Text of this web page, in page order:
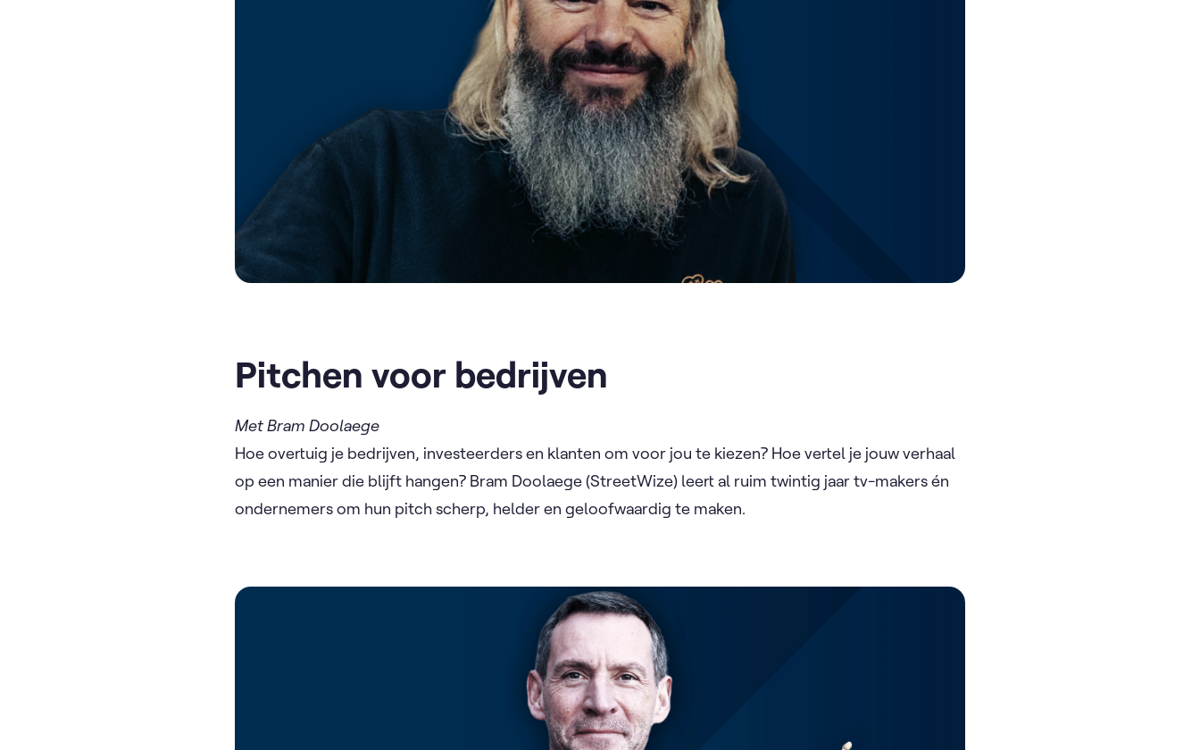
Pitchen voor bedrijven
Met Bram Doolaege
Hoe overtuig je bedrijven, investeerders en klanten om voor jou te kiezen? Hoe vertel je jouw verhaal
op een manier die blijft hangen? Bram Doolaege (StreetWize) leert al ruim twintig jaar tv-makers én
ondernemers om hun pitch scherp, helder en geloofwaardig te maken.